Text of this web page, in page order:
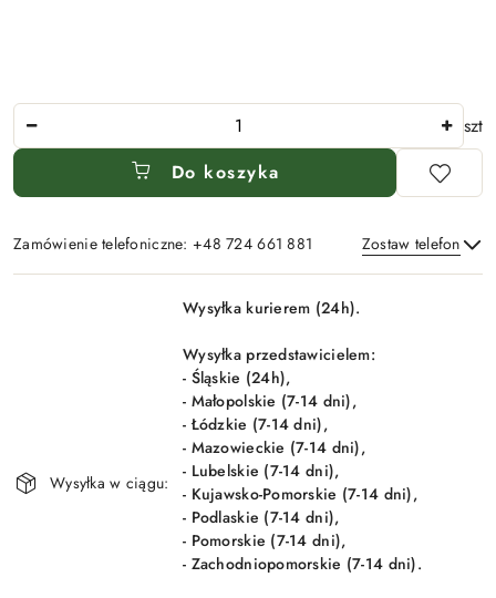
szt
Do koszyka
Zamówienie telefoniczne: +48 724 661 881 Zostaw telefon
Wyślij
Wysyłka w ciągu:
Wysyłka kurierem (24h).
Wysyłka przedstawicielem:
- Śląskie (24h),
- Małopolskie (7-14 dni),
- Łódzkie (7-14 dni),
- Mazowieckie (7-14 dni),
- Lubelskie (7-14 dni),
- Kujawsko-Pomorskie (7-14 dni),
- Podlaskie (7-14 dni),
- Pomorskie (7-14 dni),
- Zachodniopomorskie (7-14 dni).